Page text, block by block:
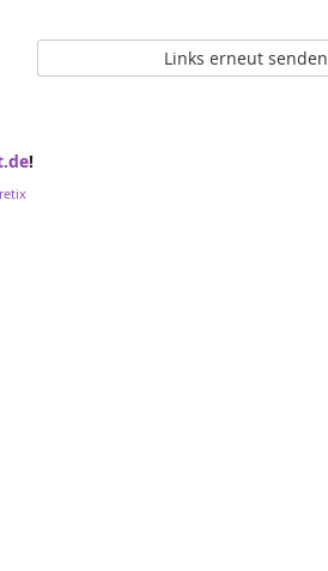
Links erneut senden
!